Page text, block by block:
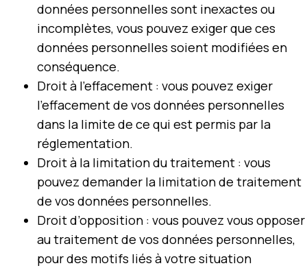
données personnelles sont inexactes ou
incomplètes, vous pouvez exiger que ces
données personnelles soient modifiées en
conséquence.
Droit à l’effacement : vous pouvez exiger
l’effacement de vos données personnelles
dans la limite de ce qui est permis par la
réglementation.
Droit à la limitation du traitement : vous
pouvez demander la limitation de traitement
de vos données personnelles.
Droit d’opposition : vous pouvez vous opposer
au traitement de vos données personnelles,
pour des motifs liés à votre situation